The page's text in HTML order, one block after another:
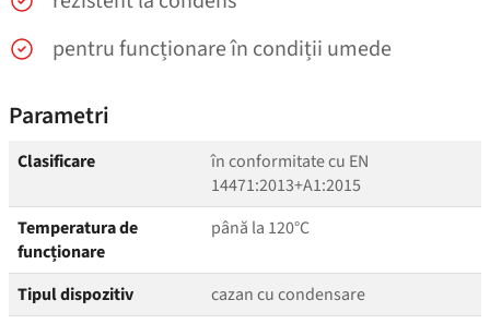
pentru funcționare în condiții umede
Parametri
Clasificare
în conformitate cu EN
14471:2013+A1:2015
Temperatura de
funcționare
până la 120°C
Tipul dispozitiv
cazan cu condensare